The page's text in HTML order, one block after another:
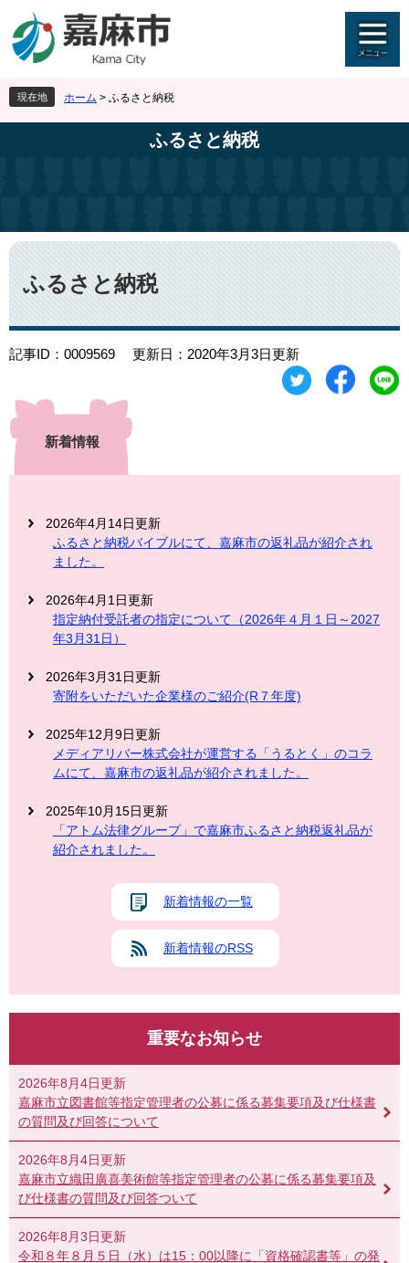
ジ
先
頭
で
ュ
を
飛
ば
現在地 ホーム > ふるさと納税
ふるさと納税
本
文
ふるさと納税
記事ID：0009569 更新日：2020年3月3日更新
新着情報
2026年4月14日更新
ふるさと納税バイブルにて、嘉麻市の返礼品が紹介され
ました。
2026年4月1日更新
指定納付受託者の指定について（2026年４月１日～2027
年3月31日）
2026年3月31日更新
寄附をいただいた企業様のご紹介(R７年度)
2025年12月9日更新
メディアリバー株式会社が運営する「うるとく」のコラ
ムにて、嘉麻市の返礼品が紹介されました。
2025年10月15日更新
「アトム法律グループ」で嘉麻市ふるさと納税返礼品が
紹介されました。
新着情報の一覧
新着情報のRSS
重要なお知らせ
2026年8月4日更新
嘉麻市立図書館等指定管理者の公募に係る募集要項及び仕様書
の質問及び回答について
2026年8月4日更新
嘉麻市立織田廣喜美術館等指定管理者の公募に係る募集要項及
び仕様書の質問及び回答ついて
2026年8月3日更新
令和８年８月５日（水）は15：00以降に「資格確認書等」の発